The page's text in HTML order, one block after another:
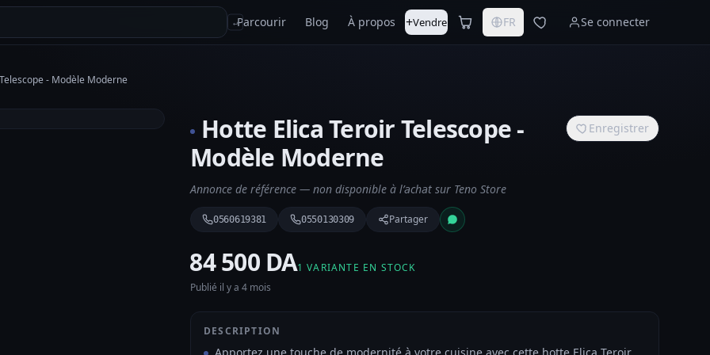
↵Parcourir Blog À propos +Vendre FR Se connecter
- Modèle Moderne
Hotte Elica Teroir Telescope -
Modèle Moderne
Enregistrer
Annonce de référence — non disponible à l’achat sur Teno Store
0560619381 0550130309 Partager
⁦84 500 DA⁩1 VARIANTE EN STOCK
Publié il y a 4 mois
DESCRIPTION